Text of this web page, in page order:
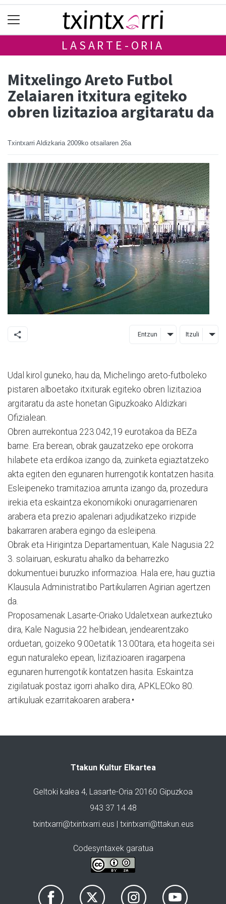
LASARTE-ORIA
Mitxelingo Areto Futbol
Zelaiaren itxitura egiteko
obren lizitazioa argitaratu da
Txintxarri Aldizkaria 2009ko otsailaren 26a
Entzun Itzuli
Udal kirol guneko, hau da, Michelingo areto-futboleko
pistaren alboetako itxiturak egiteko obren lizitazioa
argitaratu da aste honetan Gipuzkoako Aldizkari
Ofizialean.
Obren aurrekontua 223.042,19 eurotakoa da BEZa
barne. Era berean, obrak gauzatzeko epe orokorra
hilabete eta erdikoa izango da, zuinketa egiaztatzeko
akta egiten den egunaren hurrengotik kontatzen hasita.
Esleipeneko tramitazioa arrunta izango da, prozedura
irekia eta eskaintza ekonomikoki onuragarrienaren
arabera eta prezio apalenari adjudikatzeko irizpide
bakarraren arabera egingo da esleipena.
Obrak eta Hirigintza Departamentuan, Kale Nagusia 22
3. solairuan, eskuratu ahalko da beharrezko
dokumentuei buruzko informazioa. Hala ere, hau guztia
Klausula Administratibo Partikularren Agirian agertzen
da.
Proposamenak Lasarte-Oriako Udaletxean aurkeztuko
dira, Kale Nagusia 22 helbidean, jendearentzako
orduetan, goizeko 9:00etatik 13:00tara, eta hogeita sei
egun naturaleko epean, lizitazioaren iragarpena
egunaren hurrengotik kontatzen hasita. Eskaintza
zigilatuak postaz igorri ahalko dira, APKLEOko 80.
artikuluak ezarritakoaren arabera.•
Ttakun Kultur Elkartea
Geltoki kalea 4, Lasarte-Oria 20160 Gipuzkoa
943 37 14 48
txintxarri@txintxarri.eus | txintxarri@ttakun.eus
Codesyntaxek garatua